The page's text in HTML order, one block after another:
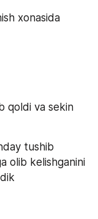
xonasida
qoldi va sekin
tushib
olib kelishganini